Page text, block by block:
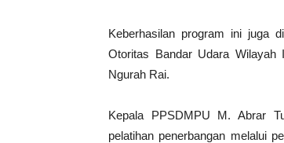
Keberhasilan program ini juga
Otoritas Bandar Udara Wilayah
Ngurah Rai.
Kepala PPSDMPU M. Abrar
pelatihan penerbangan melalui